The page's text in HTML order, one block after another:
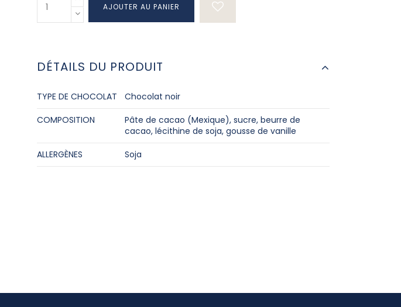
AJOUTER AU PANIER
DÉTAILS DU PRODUIT
TYPE DE CHOCOLAT
Chocolat noir
COMPOSITION
Pâte de cacao (Mexique), sucre, beurre de
cacao, lécithine de soja, gousse de vanille
ALLERGÈNES
Soja